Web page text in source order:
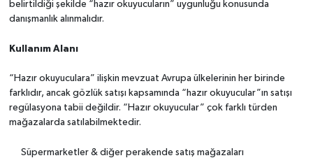
belirtildiği şekilde “hazır okuyucuların” uygunluğu konusunda
danışmanlık alınmalıdır.
Kullanım Alanı
“Hazır okuyuculara” ilişkin mevzuat Avrupa ülkelerinin her birinde
farklıdır, ancak gözlük satışı kapsamında “hazır okuyucular”ın satışı
regülasyona tabii değildir. “Hazır okuyucular” çok farklı türden
mağazalarda satılabilmektedir.
Süpermarketler & diğer perakende satış mağazaları